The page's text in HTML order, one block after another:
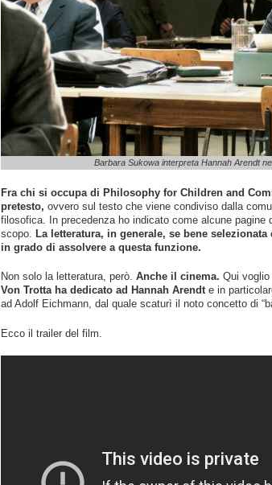
Barbara Sukowa interpreta Hannah Arendt
Fra chi si occupa di Philosophy for Children and
pretesto, ovvero sul testo che viene condiviso dalla
filosofica. In precedenza ho indicato come alcune pagine
scopo. La letteratura, in generale, se bene
in grado di assolvere a questa funzione.
Non solo la letteratura, però. Anche il cinema. Qui
Von Trotta ha dedicato ad Hannah Arendte in
ad Adolf Eichmann, dal quale scaturì il noto concetto di
Ecco il trailer del film.